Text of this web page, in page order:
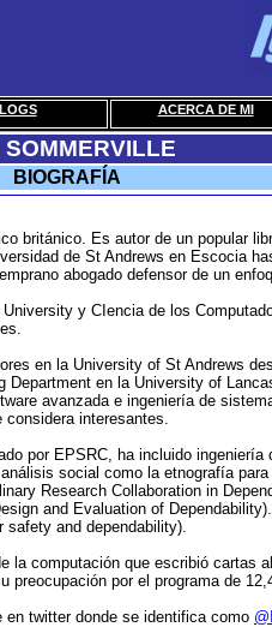
ACERCA DE MI
SOMMERVILLE
BIOGRAFÍA
británico. Es autor de un popular
de St Andrews en Escocia
abogado defensor de un
y CIencia de los
en la University of St Andrews
en la University of
avanzada e ingeniería de
interesantes.
por EPSRC, ha incluido
social como la etnografía
Research Collaboration in
and Evaluation of
safety and dependability).
computación que escribió cartas
preocupación por el programa de
en twitter donde se identifica como